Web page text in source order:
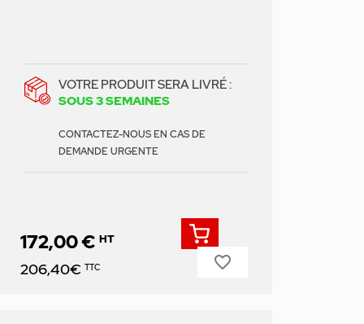
VOTRE PRODUIT SERA LIVRÉ :
SOUS 3 SEMAINES
CONTACTEZ-NOUS EN CAS DE
DEMANDE URGENTE
Prix
172,00 € HT
206,40€ TTC favorite_border